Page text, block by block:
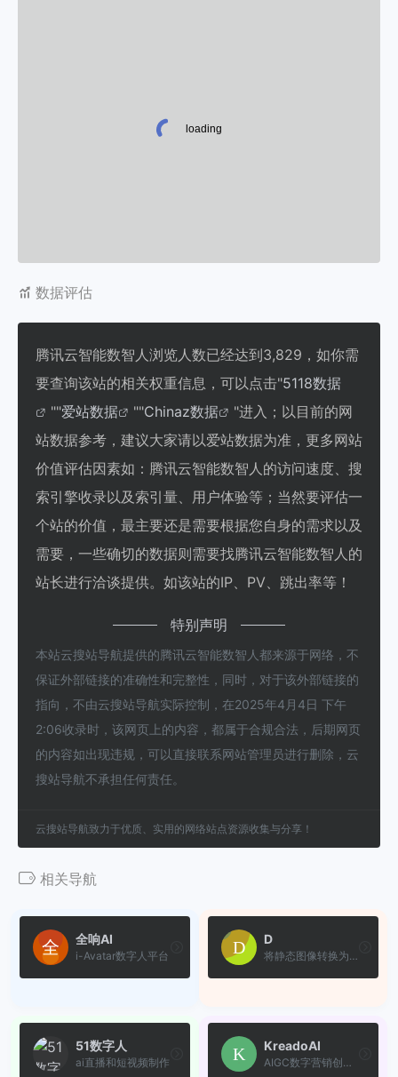
数据评估
腾讯云智能数智人浏览人数已经达到3,829，如你需
要查询该站的相关权重信息，可以点击"5118数据
""爱站数据 ""Chinaz数据
"进入；以目前的网
站数据参考，建议大家请以爱站数据为准，更多网站
价值评估因素如：腾讯云智能数智人的访问速度、搜
索引擎收录以及索引量、用户体验等；当然要评估一
个站的价值，最主要还是需要根据您自身的需求以及
需要，一些确切的数据则需要找腾讯云智能数智人的
站长进行洽谈提供。如该站的IP、PV、跳出率等！
特别声明
本站云搜站导航提供的腾讯云智能数智人都来源于网络，不
保证外部链接的准确性和完整性，同时，对于该外部链接的
指向，不由云搜站导航实际控制，在2025年4月4日 下午
2:06收录时，该网页上的内容，都属于合规合法，后期网页
的内容如出现违规，可以直接联系网站管理员进行删除，云
搜站导航不承担任何责任。
云搜站导航致力于优质、实用的网络站点资源收集与分享！
相关导航
全响AI
i-Avatar数字人平台
D
将静态图像转换为会说话的AI...
51数字人
ai直播和短视频制作
KreadoAI
AIGC数字营销创作平台